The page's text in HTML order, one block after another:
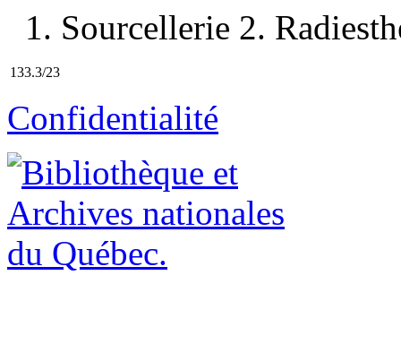
1. Sourcellerie 2.
133.3/23
Confidentialité